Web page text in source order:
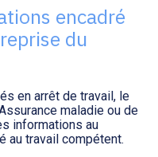
encadré
du
en arrêt de travail, le
maladie ou de
informations au
au travail compétent.